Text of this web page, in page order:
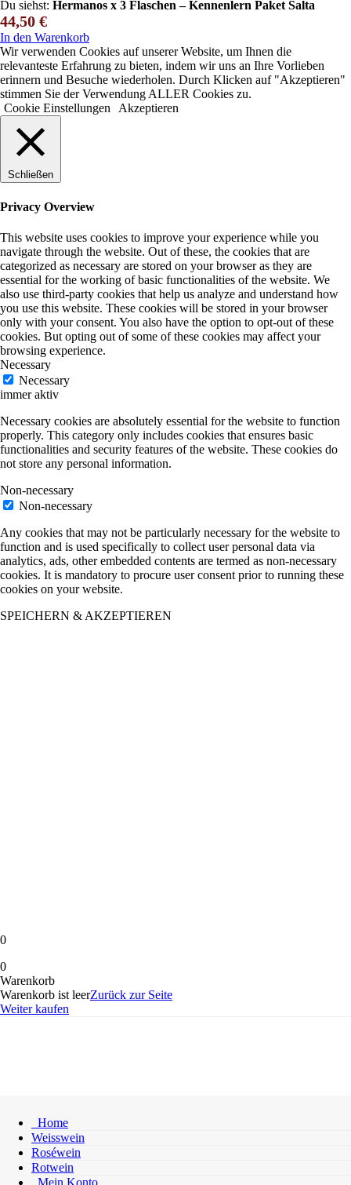
Du siehst: Hermanos x 3 Flaschen – Kennenlern Paket Salta
44,50 €
In den Warenkorb
Wir verwenden Cookies auf unserer Website, um Ihnen die
relevanteste Erfahrung zu bieten, indem wir uns an Ihre Vorlieben
erinnern und Besuche wiederholen. Durch Klicken auf "Akzeptieren"
stimmen Sie der Verwendung ALLER Cookies zu.
Cookie Einstellungen Akzeptieren
Schließen
Privacy Overview
This website uses cookies to improve your experience while you
navigate through the website. Out of these, the cookies that are
categorized as necessary are stored on your browser as they are
essential for the working of basic functionalities of the website. We
also use third-party cookies that help us analyze and understand how
you use this website. These cookies will be stored in your browser
only with your consent. You also have the option to opt-out of these
cookies. But opting out of some of these cookies may affect your
browsing experience.
Necessary
Necessary
immer aktiv
Necessary cookies are absolutely essential for the website to function
properly. This category only includes cookies that ensures basic
functionalities and security features of the website. These cookies do
not store any personal information.
Non-necessary
Non-necessary
Any cookies that may not be particularly necessary for the website to
function and is used specifically to collect user personal data via
analytics, ads, other embedded contents are termed as non-necessary
cookies. It is mandatory to procure user consent prior to running these
cookies on your website.
SPEICHERN & AKZEPTIEREN
0
0
Warenkorb
Warenkorb ist leerZurück zur Seite
Weiter kaufen
Home
Weisswein
Roséwein
Rotwein
Mein Konto